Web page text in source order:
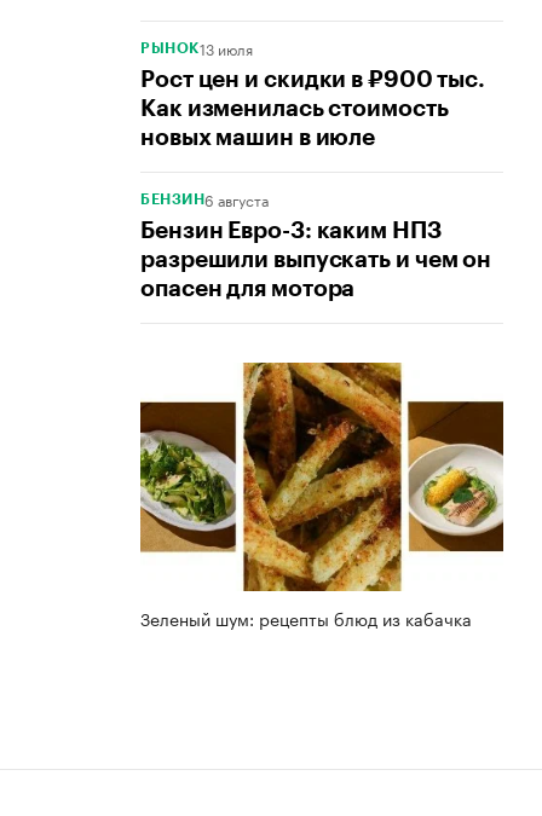
РЫНОК13 июля
Рост цен и скидки в ₽900 тыс.
Как изменилась стоимость
новых машин в июле
БЕНЗИН6 августа
Бензин Евро-3: каким НПЗ
разрешили выпускать и чем он
опасен для мотора
Зеленый шум: рецепты блюд из кабачка